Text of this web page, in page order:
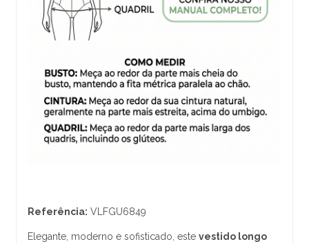
Referência: VLFGU6849
Elegante, moderno e sofisticado, este vestido longo